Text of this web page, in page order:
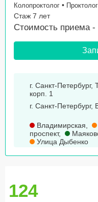
Колопроктолог • Проктолог
Стаж 7 лет
Стоимость приема -
г. Санкт-
корп. 1
г. Санкт-Петербург,
Владимирская,
проспект,
Улица Дыбенко
124